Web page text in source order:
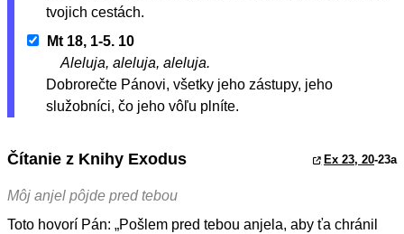
tvojich cestách.
Mt 18, 1-5. 10
Aleluja, aleluja, aleluja.
Dobrorečte Pánovi, všetky jeho zástupy, jeho
služobníci, čo jeho vôľu plníte.
Čítanie z Knihy Exodus Ex 23, 20-23a
Môj anjel pôjde pred tebou
Toto hovorí Pán: „Pošlem pred tebou anjela, aby ťa chránil